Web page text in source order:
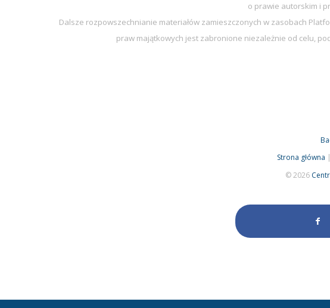
o prawie autorskim i
Dalsze rozpowszechnianie materiałów zamieszczonych w zasobach
praw majątkowych jest zabronione niezależnie od celu,
Strona główna
© 2026